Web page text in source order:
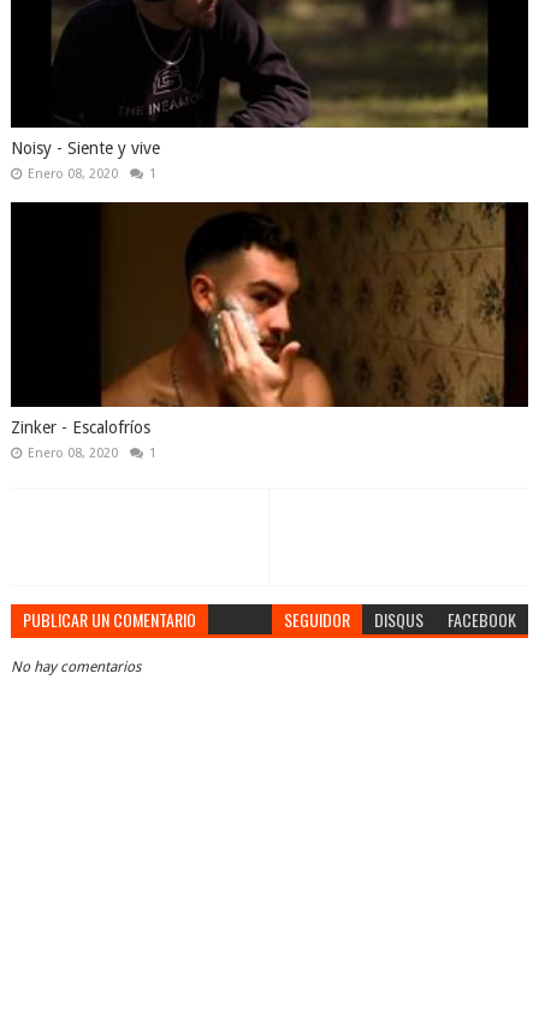
Noisy - Siente y vive
Enero 08, 2020 1
Zinker - Escalofríos
Enero 08, 2020 1
PUBLICAR UN COMENTARIO SEGUIDOR DISQUS FACEBOOK
No hay comentarios